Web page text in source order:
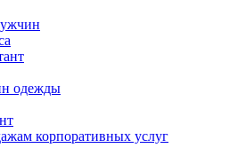
одежды
корпоративных услуг